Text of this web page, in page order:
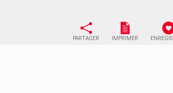
PARTAGER IMPRIMER